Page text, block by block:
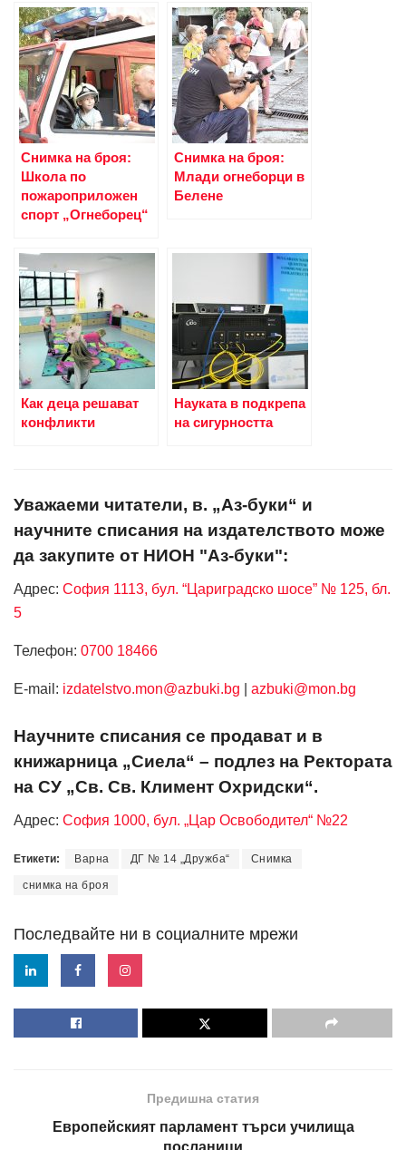
Снимка на броя:
Школа по
пожароприложен
спорт „Огнеборец“
Снимка на броя:
Млади огнеборци в
Белене
Как деца решават
конфликти
Науката в подкрепа
на сигурността
Уважаеми читатели, в. „Аз-буки“ и
научните списания на издателството може
да закупите от НИОН "Аз-буки":
Адрес: София 1113, бул. “Цариградско шосе” № 125, бл.
5
Телефон: 0700 18466
Е-mail: izdatelstvo.mon@azbuki.bg azbuki@mon.bg
Научните списания се продават и в
книжарница „Сиела“ – подлез на Ректората
на СУ „Св. Св. Климент Охридски“.
Адрес: София 1000, бул. „Цар Освободител“ №22
Етикети: Варна ДГ № 14 „Дружба“ Снимка
снимка на броя
Последвайте ни в социалните мрежи
Предишна статия
Европейският парламент търси училища
посланици